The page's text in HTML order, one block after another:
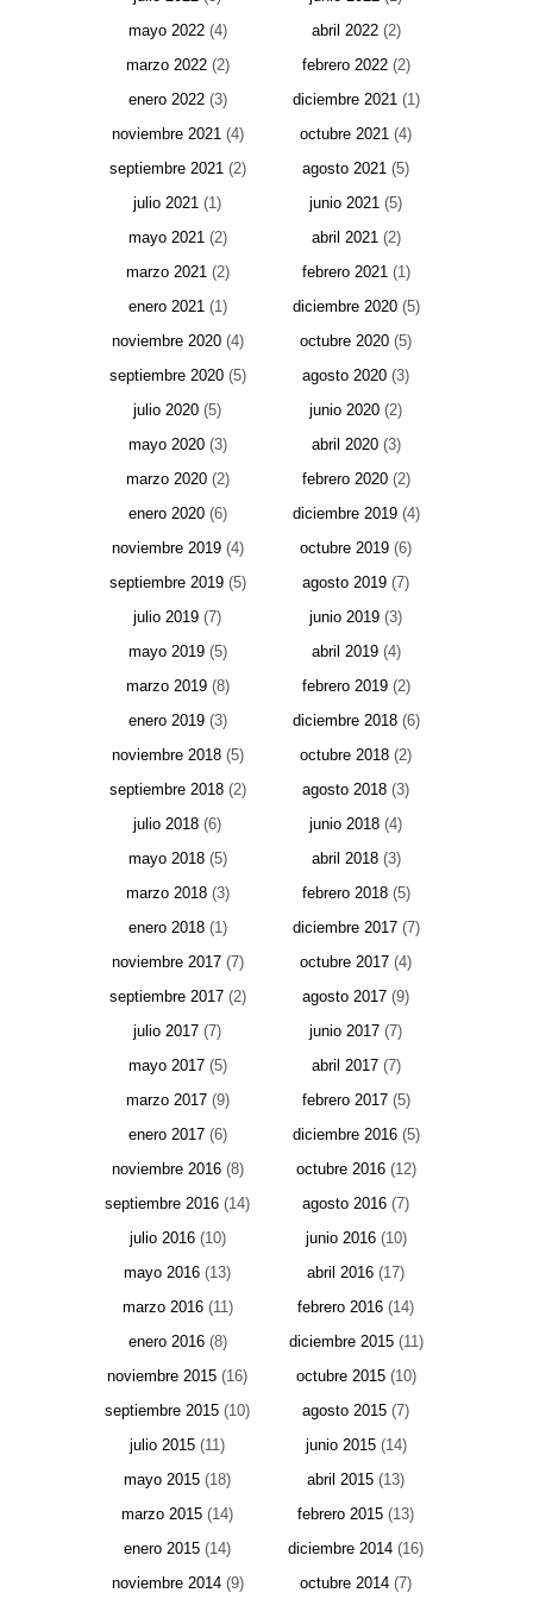
mayo 2022(4) abril 2022(2)
marzo 2022(2) febrero 2022(2)
enero 2022(3) diciembre 2021(1)
noviembre 2021(4) octubre 2021 (4)
septiembre 2021(2) agosto 2021 (5)
julio 2021 (1) junio 2021 (5)
mayo 2021(2) abril 2021(2)
marzo 2021(2) febrero 2021(1)
enero 2021(1) diciembre 2020(5)
noviembre 2020(4) octubre 2020 (5)
septiembre 2020(5) agosto 2020 (3)
julio 2020 (5) junio 2020 (2)
mayo 2020(3) abril 2020(3)
marzo 2020(2) febrero 2020(2)
enero 2020(6) diciembre 2019(4)
noviembre 2019(4) octubre 2019 (6)
septiembre 2019(5) agosto 2019 (7)
julio 2019 (7) junio 2019 (3)
mayo 2019(5) abril 2019(4)
marzo 2019(8) febrero 2019(2)
enero 2019(3) diciembre 2018(6)
noviembre 2018(5) octubre 2018 (2)
septiembre 2018(2) agosto 2018 (3)
julio 2018 (6) junio 2018 (4)
mayo 2018(5) abril 2018(3)
marzo 2018(3) febrero 2018(5)
enero 2018(1) diciembre 2017(7)
noviembre 2017(7) octubre 2017 (4)
septiembre 2017(2) agosto 2017 (9)
julio 2017 (7) junio 2017 (7)
mayo 2017(5) abril 2017(7)
marzo 2017(9) febrero 2017(5)
enero 2017(6) diciembre 2016(5)
noviembre 2016(8) octubre 2016(12)
septiembre 2016 (14) agosto 2016 (7)
julio 2016(10) junio 2016(10)
mayo 2016 (13) abril 2016 (17)
marzo 2016(11) febrero 2016 (14)
enero 2016(8) diciembre 2015(11)
noviembre 2015 (16) octubre 2015(10)
septiembre 2015 (10) agosto 2015 (7)
julio 2015 (11) junio 2015(14)
mayo 2015 (18) abril 2015 (13)
marzo 2015 (14) febrero 2015 (13)
enero 2015 (14) diciembre 2014 (16)
noviembre 2014(9) octubre 2014 (7)